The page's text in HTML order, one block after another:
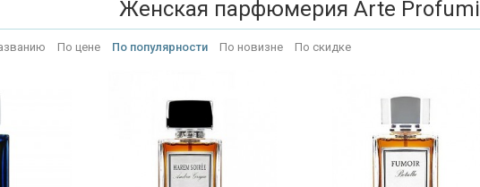
Женская парфюмерия Arte Profumi
По цене По популярности По новизне По скидке